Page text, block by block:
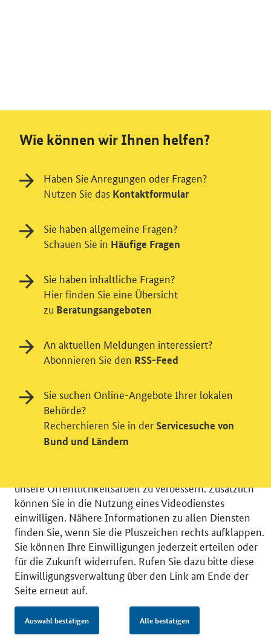
© 2026 Bundesministerium für Wirtschaft und Energie
RSS
Benutzerhinweise
Inhaltsverzeichnis
Impressum
Barrierefreiheit
Datenschutz
Einwilligungsverwaltung
Einwilligung in Tracking und / oder
Videodienst
Wir bitten Sie an dieser Stelle um Ihre Einwilligung für
verschiedene Zusatzdienste unserer Webseite: Wir
unsere Öffentlichkeitsarbeit zu verbessern. Zusätzlich
können Sie in die Nutzung eines Videodienstes
einwilligen. Nähere Informationen zu allen Diensten
finden Sie, wenn Sie die Pluszeichen rechts aufklappen.
Sie können Ihre Einwilligungen jederzeit erteilen oder
für die Zukunft widerrufen. Rufen Sie dazu bitte diese
Einwilligungsverwaltung über den Link am Ende der
Seite erneut auf.
Auswahl bestätigen Alle bestätigen
Wie können wir Ihnen helfen?
Haben Sie Anregungen oder Fragen?
Nutzen Sie das Kontaktformular
Sie haben allgemeine Fragen?
Schauen Sie in Häufige Fragen
Sie haben inhaltliche Fragen?
Hier finden Sie eine Übersicht
zu Beratungsangeboten
An aktuellen Meldungen interessiert?
Abonnieren Sie den RSS-Feed
Sie suchen Online-Angebote Ihrer lokalen
Behörde?
Recherchieren Sie in der Servicesuche von
Bund und Ländern